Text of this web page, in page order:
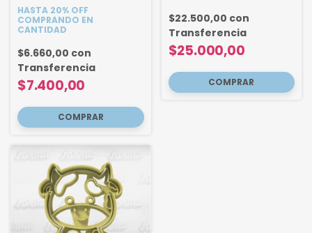
HASTA 20% OFF
COMPRANDO EN
CANTIDAD
$7.400,00
$6.660,00 con
Transferencia
$25.000,00
$22.500,00 con
Transferencia